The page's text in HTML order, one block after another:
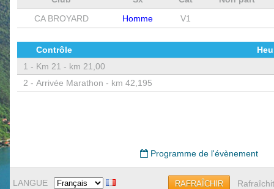
CA BROYARD
Homme V1
Contrôle
1 - Km 21 - km 21,00
2 - Arrivée Marathon - km 42,195
Programme de l'évènement
LANGUE RAFRAÎCHIR